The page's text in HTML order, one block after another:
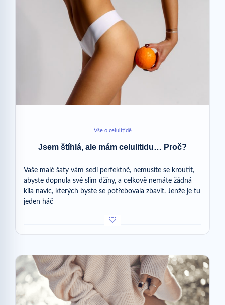
Vše o celulitidě
Jsem štíhlá, ale mám celulitidu… Proč?
Vaše malé šaty vám sedí perfektně, nemusíte se kroutit,
abyste dopnula své slim džíny, a celkově nemáte žádná
kila navíc, kterých byste se potřebovala zbavit. Jenže je tu
jeden háč